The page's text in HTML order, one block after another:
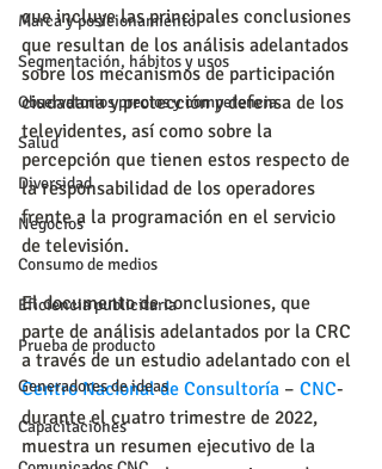
Marca y posicionamiento
Segmentación, hábitos y usos
Observatorios precios y competencia
Salud
Diversidad
Negocios
Consumo de medios
Eficiencia publicitaria
Prueba de producto
Generadores de ideas
Capacitaciones
que incluye las principales conclusiones
que resultan de los análisis adelantados
sobre los mecanismos de participación
ciudadana y protección y defensa de los
televidentes, así como sobre la
percepción que tienen estos respecto de
la responsabilidad de los operadores
frente a la programación en el servicio
de televisión.
El documento de conclusiones, que
parte de análisis adelantados por la CRC
a través de un estudio adelantado con el
Centro Nacional de Consultoría – CNC-
durante el cuatro trimestre de 2022,
muestra un resumen ejecutivo de la